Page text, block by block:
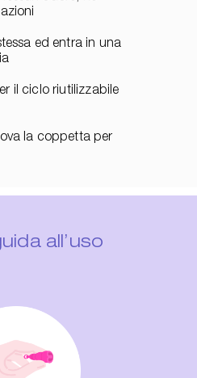
ed entra in una
il ciclo riutilizzabile
la coppetta per
all’uso